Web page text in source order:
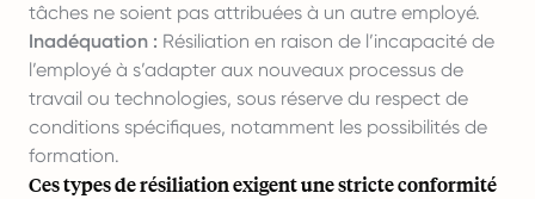
tâches ne soient pas attribuées à un autre employé.
Inadéquation : Résiliation en raison de l’incapacité de
l’employé à s’adapter aux nouveaux processus de
travail ou technologies, sous réserve du respect de
conditions spécifiques, notamment les possibilités de
formation.
Ces types de résiliation exigent une stricte conformité